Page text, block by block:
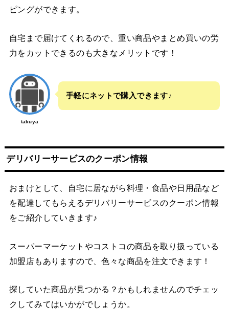
ピングができます。
自宅まで届けてくれるので、重い商品やまとめ買いの労
力をカットできるのも大きなメリットです！
takuya
手軽にネットで購入できます♪
デリバリーサービスのクーポン情報
おまけとして、自宅に居ながら料理・食品や日用品など
を配達してもらえるデリバリーサービスのクーポン情報
をご紹介していきます♪
スーパーマーケットやコストコの商品を取り扱っている
加盟店もありますので、色々な商品を注文できます！
探していた商品が見つかる？かもしれませんのでチェッ
クしてみてはいかがでしょうか。